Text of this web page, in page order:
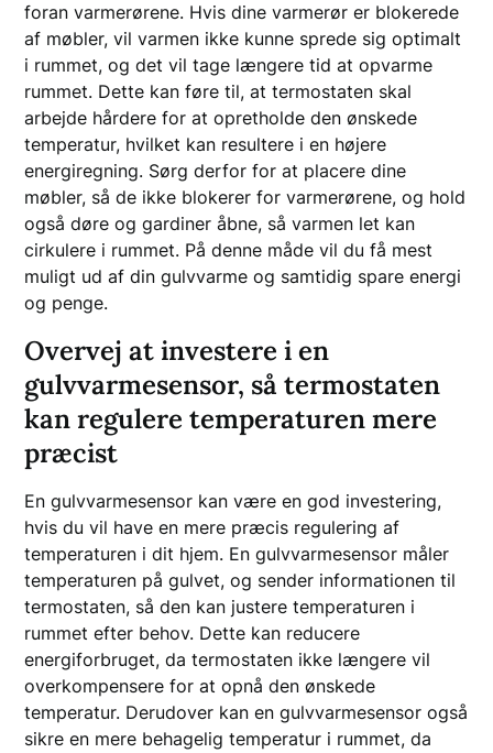
foran varmerørene. Hvis dine varmerør er blokerede
af møbler, vil varmen ikke kunne sprede sig optimalt
i rummet, og det vil tage længere tid at opvarme
rummet. Dette kan føre til, at termostaten skal
arbejde hårdere for at opretholde den ønskede
temperatur, hvilket kan resultere i en højere
energiregning. Sørg derfor for at placere dine
møbler, så de ikke blokerer for varmerørene, og hold
også døre og gardiner åbne, så varmen let kan
cirkulere i rummet. På denne måde vil du få mest
muligt ud af din gulvvarme og samtidig spare energi
og penge.
Overvej at investere i en
gulvvarmesensor, så termostaten
kan regulere temperaturen mere
præcist
En gulvvarmesensor kan være en god investering,
hvis du vil have en mere præcis regulering af
temperaturen i dit hjem. En gulvvarmesensor måler
temperaturen på gulvet, og sender informationen til
termostaten, så den kan justere temperaturen i
rummet efter behov. Dette kan reducere
energiforbruget, da termostaten ikke længere vil
overkompensere for at opnå den ønskede
temperatur. Derudover kan en gulvvarmesensor også
sikre en mere behagelig temperatur i rummet, da